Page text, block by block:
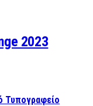
2023
Τυπογραφείο